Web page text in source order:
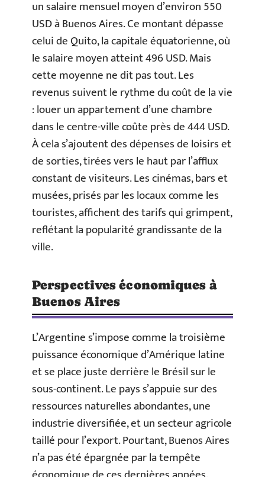
un salaire mensuel moyen d’environ 550
USD à Buenos Aires. Ce montant dépasse
celui de Quito, la capitale équatorienne, où
le salaire moyen atteint 496 USD. Mais
cette moyenne ne dit pas tout. Les
revenus suivent le rythme du coût de la vie
: louer un appartement d’une chambre
dans le centre-ville coûte près de 444 USD.
À cela s’ajoutent des dépenses de loisirs et
de sorties, tirées vers le haut par l’afflux
constant de visiteurs. Les cinémas, bars et
musées, prisés par les locaux comme les
touristes, affichent des tarifs qui grimpent,
reflétant la popularité grandissante de la
ville.
Perspectives économiques à
Buenos Aires
L’Argentine s’impose comme la troisième
puissance économique d’Amérique latine
et se place juste derrière le Brésil sur le
sous-continent. Le pays s’appuie sur des
ressources naturelles abondantes, une
industrie diversifiée, et un secteur agricole
taillé pour l’export. Pourtant, Buenos Aires
n’a pas été épargnée par la tempête